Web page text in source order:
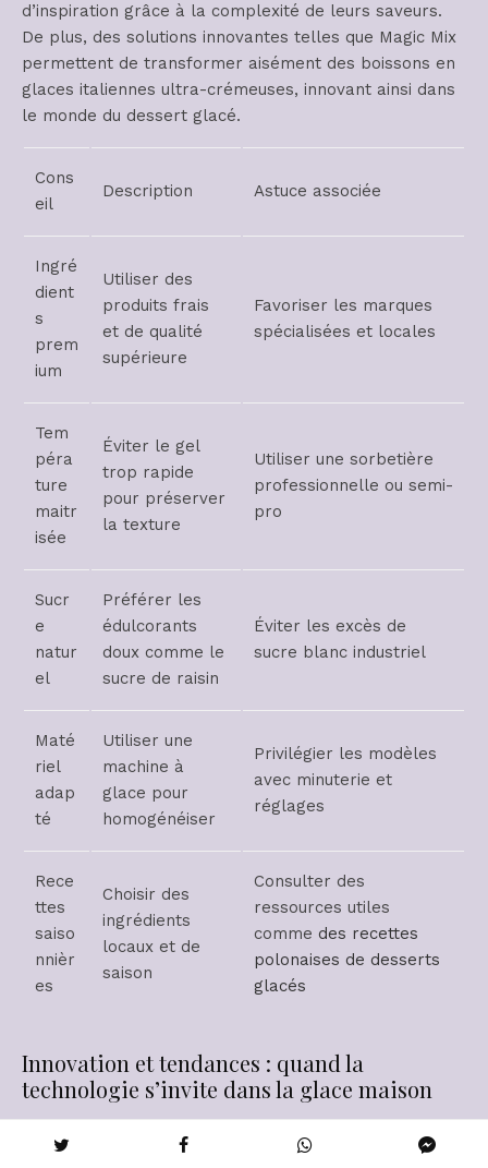
d’inspiration grâce à la complexité de leurs saveurs.
De plus, des solutions innovantes telles que Magic Mix
permettent de transformer aisément des boissons en
glaces italiennes ultra-crémeuses, innovant ainsi dans
le monde du dessert glacé.
Cons
eil
Description Astuce associée
Ingré
dient
s
prem
ium
Utiliser des
produits frais
et de qualité
supérieure
Favoriser les marques
spécialisées et locales
Tem
péra
ture
maitr
isée
Éviter le gel
trop rapide
pour préserver
la texture
Utiliser une sorbetière
professionnelle ou semi-
pro
Sucr
e
natur
el
Préférer les
édulcorants
doux comme le
sucre de raisin
Éviter les excès de
sucre blanc industriel
Maté
riel
adap
té
Utiliser une
machine à
glace pour
homogénéiser
Privilégier les modèles
avec minuterie et
réglages
Rece
ttes
saiso
nnièr
es
Choisir des
ingrédients
locaux et de
saison
Consulter des
ressources utiles
comme des recettes
polonaises de desserts
glacés
Innovation et tendances : quand la
technologie s’invite dans la glace maison
Les innovations comme Magic Mix bouleversent le